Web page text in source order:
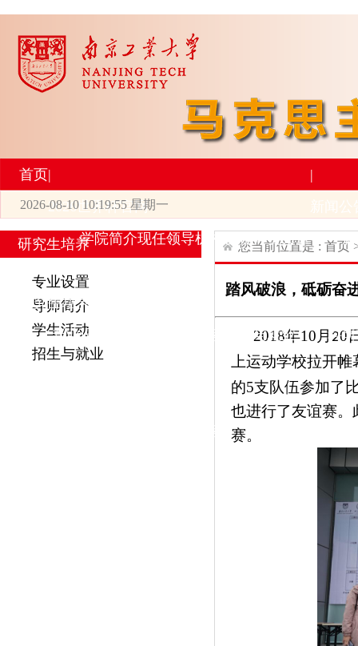
首页|
2026世界杯官网
学院简介现任领导机构设置师资力量
|
研究生培养
专业设置
学生活动 招生与就业
科
工会活动
2026-08-10 10:19:56 星期一
研究生培养
专业设置
导师简介
学生活动
招生与就业
您当前位置是 : 首页
踏风破浪，砥砺奋
201 8年10 月 20
上运动学校拉开
的5支队伍参加了
也进行了友谊赛。
赛。